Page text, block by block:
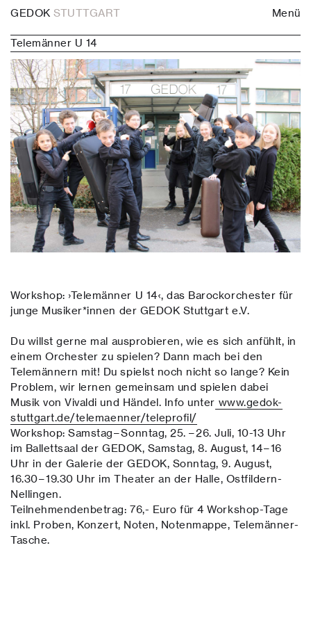
GEDOKSTUTTGART Menü
Telemänner U 14
Workshop: ›Telemänner U 14‹, das Barockorchester für
junge Musiker*innen der GEDOK Stuttgart e.V.
Du willst gerne mal ausprobieren, wie es sich anfühlt, in
einem Orchester zu spielen? Dann mach bei den
Telemännern mit! Du spielst noch nicht so lange? Kein
Problem, wir lernen gemeinsam und spielen dabei
Musik von Vivaldi und Händel. Info unter www.gedok-
stuttgart.de/telemaenner/teleprofil/
Workshop: Samstag – Sonntag, 25. – 26. Juli, 10-13 Uhr
im Ballettsaal der GEDOK, Samstag, 8. August, 14 – 16
Uhr in der Galerie der GEDOK, Sonntag, 9. August,
16.30 – 19.30 Uhr im Theater an der Halle, Ostfildern-
Nellingen.
Teilnehmendenbetrag: 76,- Euro für 4 Workshop-Tage
inkl. Proben, Konzert, Noten, Notenmappe, Telemänner-
Tasche.